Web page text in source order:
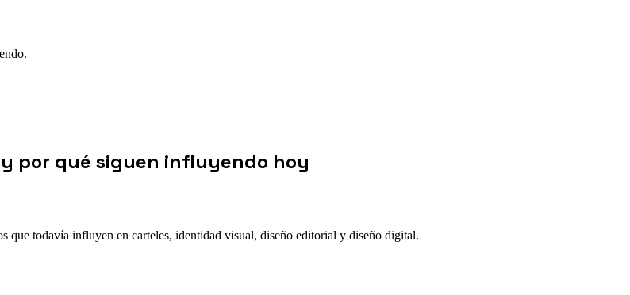
por qué siguen influyendo hoy
todavía influyen en carteles, identidad visual, diseño editorial y diseño digital.